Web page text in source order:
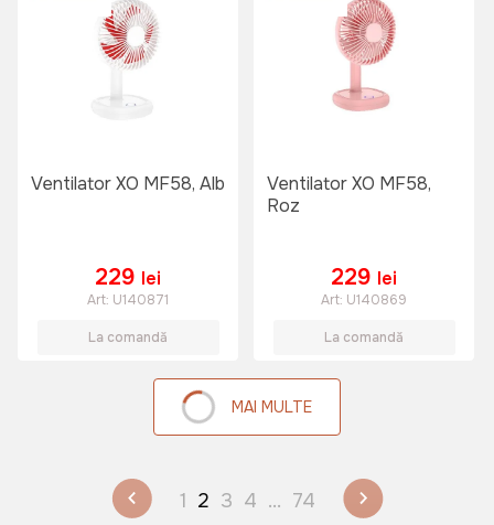
Ventilator XO MF58, Alb
229 lei
Art: U140871
La comandă
Ventilator XO MF58,
Roz
229 lei
Art: U140869
La comandă
MAI MULTE
1 2 3 4 ... 74